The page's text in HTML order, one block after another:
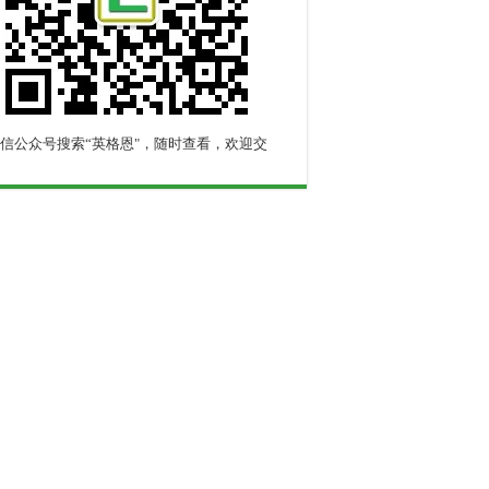
公众号搜索“英格恩"，随时查看，欢迎交